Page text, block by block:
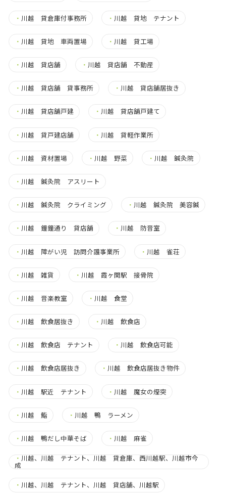
・ 川越 貸倉庫付事務所 ・ 川越 貸地 テナント
・ 川越 貸地 車両置場 ・ 川越 貸工場
・ 川越 貸店舗 ・ 川越 貸店舗 不動産
・ 川越 貸店舗 貸事務所 ・ 川越 貸店舗居抜き
・ 川越 貸店舗戸建 ・ 川越 貸店舗戸建て
・ 川越 貸戸建店舗 ・ 川越 貸軽作業所
・ 川越 資材置場 ・ 川越 野菜 ・ 川越 鍼灸院
・ 川越 鍼灸院 アスリート
・ 川越 鍼灸院 クライミング ・ 川越 鍼灸院 美容鍼
・ 川越 鐘鐘通り 貸店舗 ・ 川越 防音室
・ 川越 障がい児 訪問介護事業所 ・ 川越 雀荘
・ 川越 雑貨 ・ 川越 霞ヶ関駅 接骨院
・ 川越 音楽教室 ・ 川越 食堂
・ 川越 飲食居抜き ・ 川越 飲食店
・ 川越 飲食店 テナント ・ 川越 飲食店可能
・ 川越 飲食店居抜き ・ 川越 飲食店居抜き物件
・ 川越 駅近 テナント ・ 川越 魔女の煙突
・ 川越 鮨 ・ 川越 鴨 ラーメン
・ 川越 鴨だし中華そば ・ 川越 麻雀
・ 川越、川越 テナント、川越 貸倉庫、西川越駅、川越市今
成
・ 川越、川越 テナント、川越 貸店舗、川越駅